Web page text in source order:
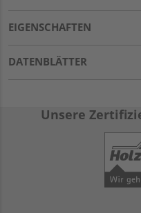
EIGENSCHAFTEN
DATENBLÄTTER
Unsere